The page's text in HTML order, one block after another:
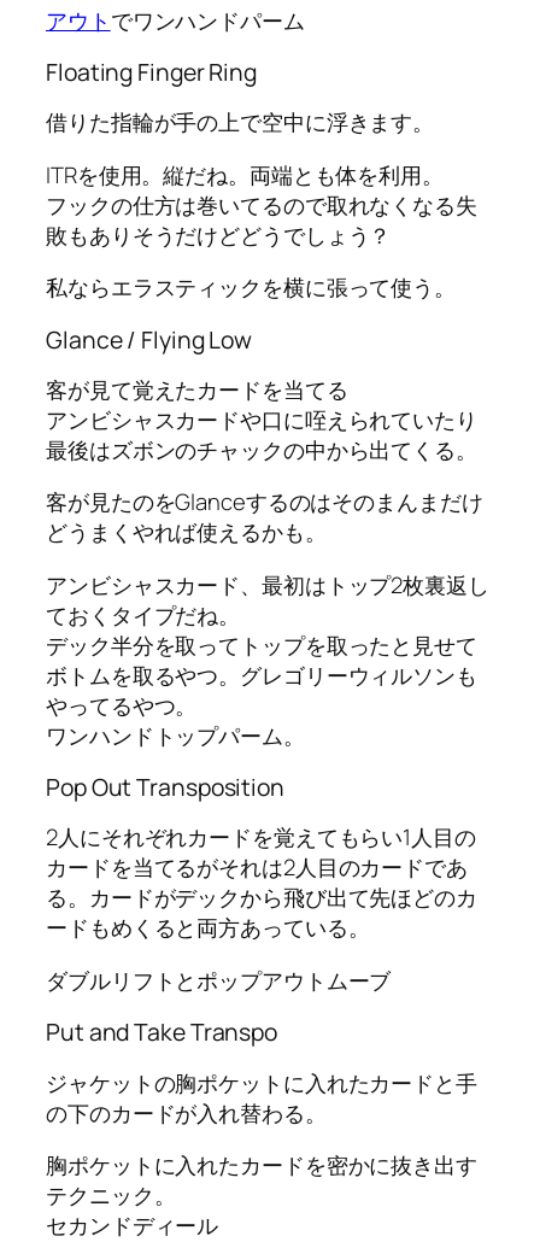
アウトでワンハンドパーム
Floating Finger Ring
借りた指輪が手の上で空中に浮きます。
ITRを使用。縦だね。両端とも体を利用。
フックの仕方は巻いてるので取れなくなる失
敗もありそうだけどどうでしょう？
私ならエラスティックを横に張って使う。
Glance / Flying Low
客が見て覚えたカードを当てる
アンビシャスカードや口に咥えられていたり
最後はズボンのチャックの中から出てくる。
客が見たのをGlanceするのはそのまんまだけ
どうまくやれば使えるかも。
アンビシャスカード、最初はトップ2枚裏返し
ておくタイプだね。
デック半分を取ってトップを取ったと見せて
ボトムを取るやつ。グレゴリーウィルソンも
やってるやつ。
ワンハンドトップパーム。
Pop Out Transposition
2人にそれぞれカードを覚えてもらい1人目の
カードを当てるがそれは2人目のカードであ
る。カードがデックから飛び出て先ほどのカ
ードもめくると両方あっている。
ダブルリフトとポップアウトムーブ
Put and Take Transpo
ジャケットの胸ポケットに入れたカードと手
の下のカードが入れ替わる。
胸ポケットに入れたカードを密かに抜き出す
テクニック。
セカンドディール